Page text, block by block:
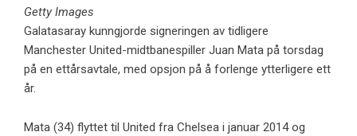
Getty Images
Galatasaray kunngjorde signeringen av tidligere
Manchester United-midtbanespiller Juan Mata på torsdag
på en ettårsavtale, med opsjon på å forlenge ytterligere ett
år.
Mata (34) flyttet til United fra Chelsea i januar 2014 og